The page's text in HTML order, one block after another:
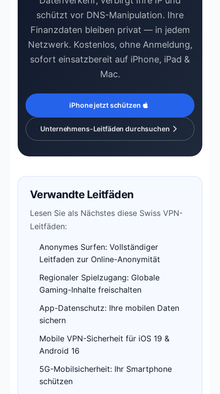
schützt vor DNS-Manipulation. Ihre
Finanzdaten bleiben privat — in jedem
Netzwerk. Kostenlos, ohne Anmeldung,
sofort einsatzbereit auf iPhone, iPad &
Mac.
iPhone jetzt schützen
Unternehmens-Leitfäden durchsuchen
Verwandte Leitfäden
Lesen Sie als Nächstes diese Swiss VPN-
Leitfäden:
Anonymes Surfen: Vollständiger
Leitfaden zur Online-Anonymität
Regionaler Spielzugang: Globale
Gaming-Inhalte freischalten
App-Datenschutz: Ihre mobilen Daten
sichern
Mobile VPN-Sicherheit für iOS 19 &
Android 16
5G-Mobilsicherheit: Ihr Smartphone
schützen